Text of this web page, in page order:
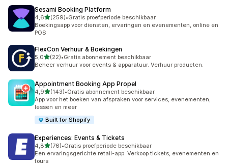
Sesami Booking Platform
4,6van 5 sterren
(259)
259 recensies in totaal
•Gratis proefperiode beschikbaar
Boekingsapp voor diensten, ervaringen en evenementen, online en
POS
FlexCon Verhuur & Boekingen
5,0van 5 sterren
(22)
22 recensies in totaal
•Gratis abonnement beschikbaar
Beheer verhuur voor events & apparatuur. Verhuur producten.
Appointment Booking App Propel
4,9van 5 sterren
(143)
143 recensies in totaal
•Gratis abonnement beschikbaar
App voor het boeken van afspraken voor services, evenementen,
lessen en meer
Built for Shopify
Experiences: Events & Tickets
4,8van 5 sterren
(76)
76 recensies in totaal
•Gratis proefperiode beschikbaar
Een ervaringsgerichte retail-app. Verkoop tickets, evenementen en
tours